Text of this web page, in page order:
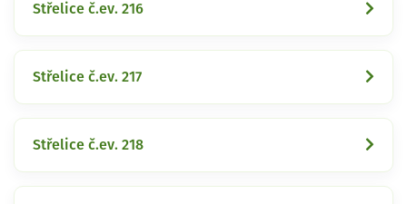
Střelice č.ev. 216
Střelice č.ev. 217
Střelice č.ev. 218